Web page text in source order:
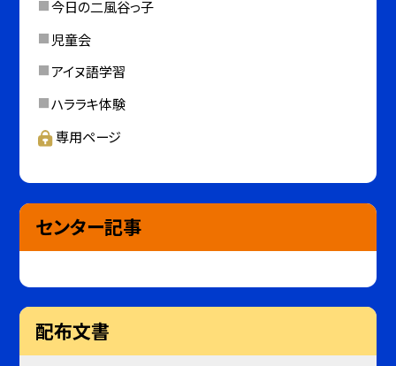
今日の二風谷っ子
児童会
アイヌ語学習
ハララキ体験
専用ページ
センター記事
配布文書